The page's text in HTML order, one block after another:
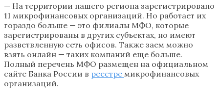
— На территории нашего региона зарегистрировано
11 микрофинансовых организаций. Но работает их
гораздо больше — это филиалы МФО, которые
зарегистрированы в других субъектах, но имеют
разветвленную сеть офисов. Также заем можно
взять онлайн — таких компаний еще больше.
Полный перечень МФО размещен на официальном
сайте Банка России в реестре микрофинансовых
организаций.